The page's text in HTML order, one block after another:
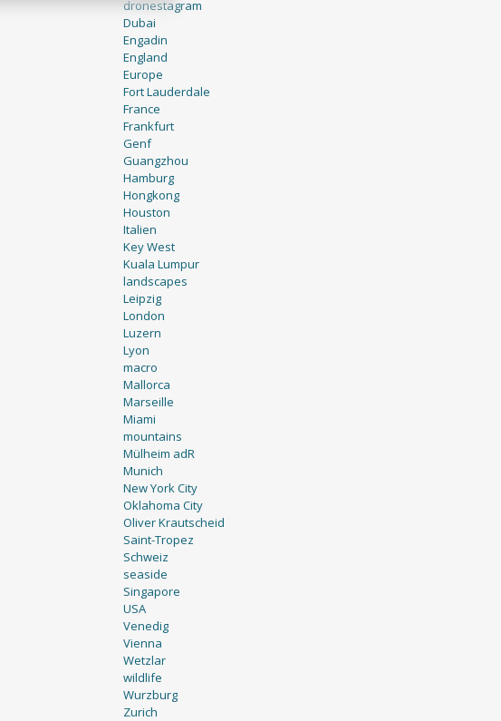
dronestagram
Dubai
Engadin
England
Europe
Fort Lauderdale
France
Frankfurt
Genf
Guangzhou
Hamburg
Hongkong
Houston
Italien
Key West
Kuala Lumpur
landscapes
Leipzig
London
Luzern
Lyon
macro
Mallorca
Marseille
Miami
mountains
Mülheim adR
Munich
New York City
Oklahoma City
Oliver Krautscheid
Saint-Tropez
Schweiz
seaside
Singapore
USA
Venedig
Vienna
Wetzlar
wildlife
Wurzburg
Zurich